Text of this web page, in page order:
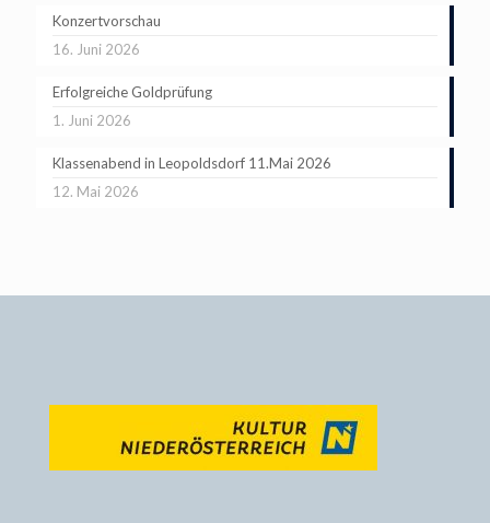
Konzertvorschau
16. Juni 2026
Erfolgreiche Goldprüfung
1. Juni 2026
Klassenabend in Leopoldsdorf 11.Mai 2026
12. Mai 2026